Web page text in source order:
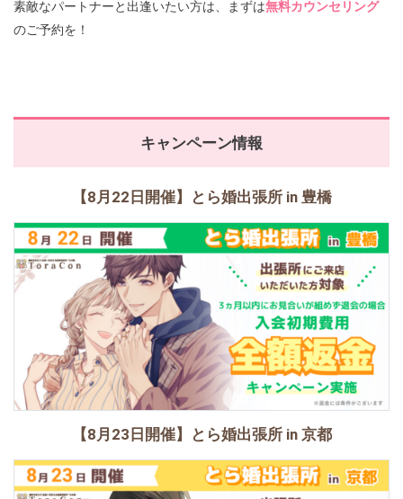
素敵なパートナーと出逢いたい方は、まずは無料カウンセリング
のご予約を！
キャンペーン情報
【8月22日開催】とら婚出張所 in 豊橋
【8月23日開催】とら婚出張所 in 京都